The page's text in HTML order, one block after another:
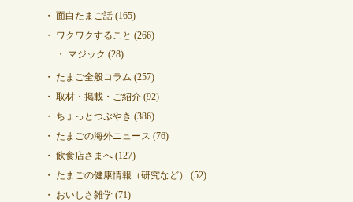
面白たまご話(165)
ワクワクすること (266)
マジック (28)
たまご全般コラム (257)
取材・掲載・ご紹介(92)
ちょっとつぶやき (386)
たまごの海外ニュース (76)
飲食店さまへ(127)
たまごの健康情報（研究など）
(52)
おいしさ雑学(71)